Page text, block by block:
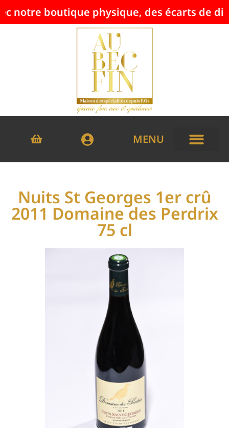
boutique physique, des écarts de
MENU
Nuits St Georges 1er crû
2011 Domaine des Perdrix
75 cl